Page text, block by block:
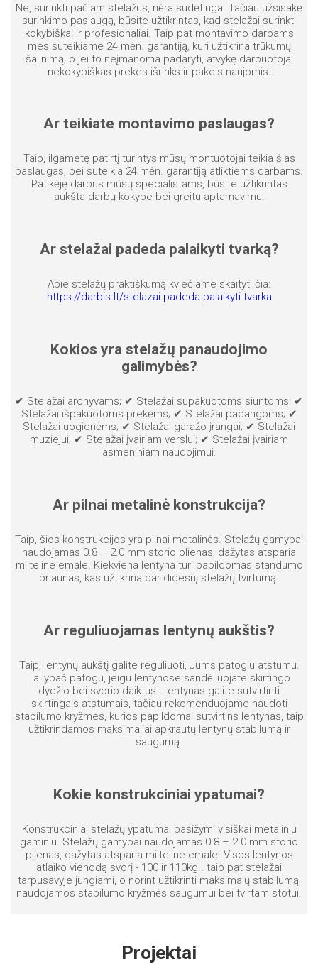
Ne, surinkti pačiam stelažus, nėra sudėtinga. Tačiau užsisakę
surinkimo paslaugą, būsite užtikrintas, kad stelažai surinkti
kokybiškai ir profesionaliai. Taip pat montavimo darbams
mes suteikiame 24 mėn. garantiją, kuri užtikrina trūkumų
šalinimą, o jei to neįmanoma padaryti, atvykę darbuotojai
nekokybiškas prekes išrinks ir pakeis naujomis.
Ar teikiate montavimo paslaugas?
Taip, ilgametę patirtį turintys mūsų montuotojai teikia šias
paslaugas, bei suteikia 24 mėn. garantiją atliktiems darbams.
Patikėję darbus mūsų specialistams, būsite užtikrintas
aukšta darbų kokybe bei greitu aptarnavimu.
Ar stelažai padeda palaikyti tvarką?
Apie stelažų praktiškumą kviečiame skaityti čia:
https://darbis.lt/stelazai-padeda-palaikyti-tvarka
Kokios yra stelažų panaudojimo
galimybės?
✔ Stelažai archyvams; ✔ Stelažai supakuotoms siuntoms; ✔
Stelažai išpakuotoms prekėms; ✔ Stelažai padangoms; ✔
Stelažai uogienėms; ✔ Stelažai garažo įrangai; ✔ Stelažai
muziejui; ✔ Stelažai įvairiam verslui; ✔ Stelažai įvairiam
asmeniniam naudojimui.
Ar pilnai metalinė konstrukcija?
Taip, šios konstrukcijos yra pilnai metalinės. Stelažų gamybai
naudojamas 0.8 – 2.0 mm storio plienas, dažytas atsparia
milteline emale. Kiekviena lentyna turi papildomas standumo
briaunas, kas užtikrina dar didesnį stelažų tvirtumą.
Ar reguliuojamas lentynų aukštis?
Taip, lentynų aukštį galite reguliuoti, Jums patogiu atstumu.
Tai ypač patogu, jeigu lentynose sandėliuojate skirtingo
dydžio bei svorio daiktus. Lentynas galite sutvirtinti
skirtingais atstumais, tačiau rekomenduojame naudoti
stabilumo kryžmes, kurios papildomai sutvirtins lentynas, taip
užtikrindamos maksimaliai apkrautų lentynų stabilumą ir
saugumą.
Kokie konstrukciniai ypatumai?
Konstrukciniai stelažų ypatumai pasižymi visiškai metaliniu
gaminiu. Stelažų gamybai naudojamas 0.8 – 2.0 mm storio
plienas, dažytas atsparia milteline emale. Visos lentynos
atlaiko vienodą svorį - 100 ir 110kg.. taip pat stelažai
tarpusavyje jungiami, o norint užtikrinti maksimalų stabilumą,
naudojamos stabilumo kryžmės saugumui bei tvirtam stotui.
Projektai